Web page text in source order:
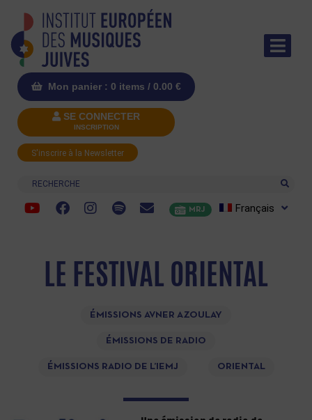
Mon panier : 0 items / 0.00 €
SE CONNECTER
INSCRIPTION
S'inscrire à la Newsletter
Recherche
MRJ Français
LE FESTIVAL ORIENTAL
ÉMISSIONS AVNER AZOULAY
ÉMISSIONS DE RADIO
ÉMISSIONS RADIO DE L’IEMJ ORIENTAL